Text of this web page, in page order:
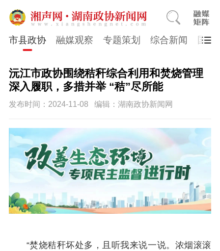
市县政协 融媒观察 专题策划 综合新闻 国医
沅江市政协围绕秸秆综合利用和焚烧管理
深入履职，多措并举 “秸”尽所能
发布时间：2024-11-08 编辑：湖南政协新闻网
“焚烧秸秆坏处多，且听我来说一说。浓烟滚滚